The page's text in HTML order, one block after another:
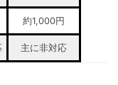
約1,000円
主に非対応